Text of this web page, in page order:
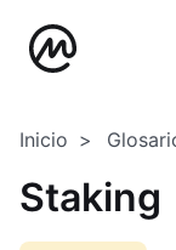
Inicio
Staking